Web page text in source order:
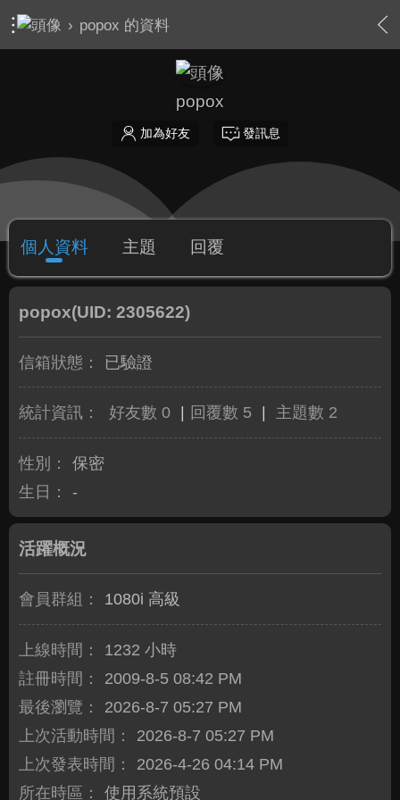
› popox 的資料
popox
加為好友 發訊息
個人資料 主題 回覆
popox(UID: 2305622)
信箱狀態： 已驗證
統計資訊： 好友數 0 回覆數 5 主題數 2
性別：
保密
生日：
-
活躍概況
會員群組： 1080i 高級
上線時間：
1232 小時
註冊時間：
2009-8-5 08:42 PM
最後瀏覽：
2026-8-7 05:27 PM
上次活動時間：
2026-8-7 05:27 PM
上次發表時間：
2026-4-26 04:14 PM
所在時區：
使用系統預設